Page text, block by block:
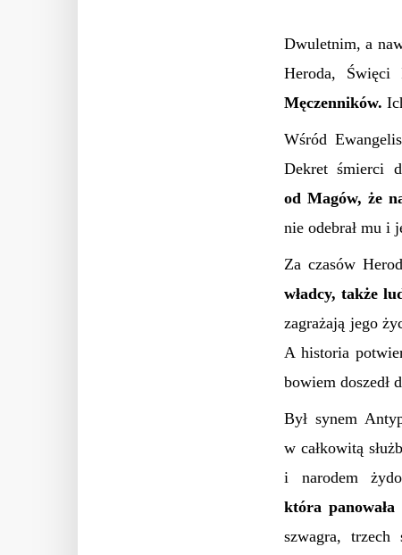
Dwuletnim, a
Heroda,
Męczenników.
Wśród
Dekret śmierci
od Magów, że
nie odebrał mu i
Za czasów
władcy, także
zagrażają jego
A historia
bowiem doszedł
Był synem
w całkowitą
i narodem
która
szwagra,